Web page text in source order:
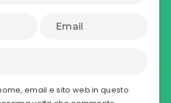
email e sito web in questo